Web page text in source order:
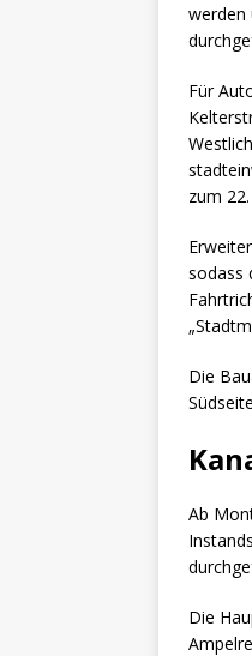
werden
Für
zum
sodass
Die
Ab
Die